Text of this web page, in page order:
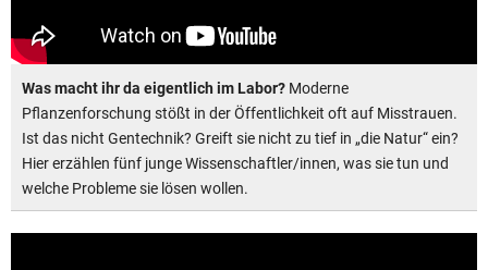
Was macht ihr da eigentlich im Labor? Moderne
Pflanzenforschung stößt in der Öffentlichkeit oft auf Misstrauen.
Ist das nicht Gentechnik? Greift sie nicht zu tief in „die Natur“ ein?
Hier erzählen fünf junge Wissenschaftler/innen, was sie tun und
welche Probleme sie lösen wollen.